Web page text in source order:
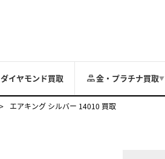
ダイヤモンド買取 金・プラチナ買取▼
エアキング シルバー 14010 買取